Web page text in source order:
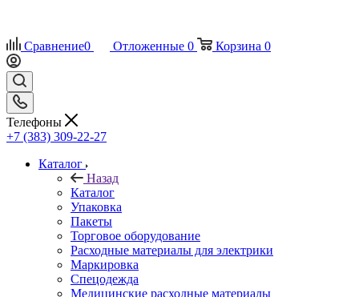
Сравнение0 Отложенные 0 Корзина 0
Телефоны
+7 (383) 309-22-27
Каталог
Назад
Каталог
Упаковка
Пакеты
Торговое оборудование
Расходные материалы для электрики
Маркировка
Спецодежда
Медицинские расходные материалы